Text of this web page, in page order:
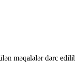
məqalələr dərc